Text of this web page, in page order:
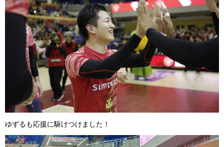
ゆずるも応援に駆けつけました！